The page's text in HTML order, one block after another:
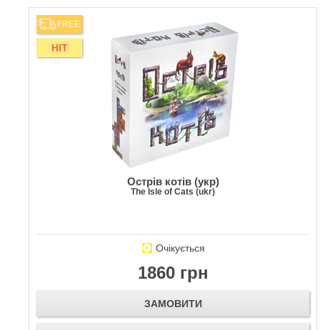
FREE
HIT
Острів котів (укр)
The Isle of Cats (ukr)
Очікується
1860 грн
ЗАМОВИТИ